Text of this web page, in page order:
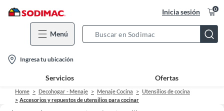
Inicia sesión 0
Menú
Bar
location-
icon
Ingresa tu ubicación
Servicios Ofertas
Home Decohogar - Menaje Menaje Cocina
Utensilios de cocina
Accesorios y repuestos de utensilios para cocinar